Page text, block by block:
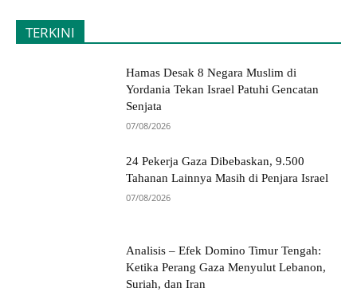
TERKINI
Hamas Desak 8 Negara Muslim di
Yordania Tekan Israel Patuhi Gencatan
Senjata
07/08/2026
24 Pekerja Gaza Dibebaskan, 9.500
Tahanan Lainnya Masih di Penjara Israel
07/08/2026
Analisis – Efek Domino Timur Tengah:
Ketika Perang Gaza Menyulut Lebanon,
Suriah, dan Iran